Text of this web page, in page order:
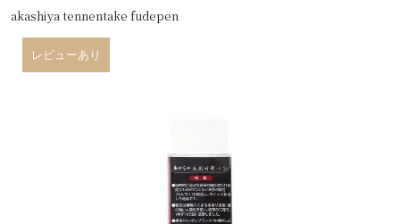
akashiya tennentake fudepen
レビューあり